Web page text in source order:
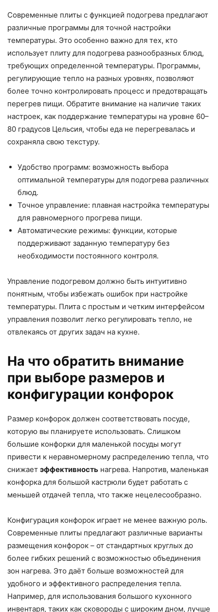
Современные плиты с функцией подогрева предлагают
различные программы для точной настройки
температуры. Это особенно важно для тех, кто
использует плиту для подогрева разнообразных блюд,
требующих определенной температуры. Программы,
регулирующие тепло на разных уровнях, позволяют
более точно контролировать процесс и предотвращать
перегрев пищи. Обратите внимание на наличие таких
настроек, как поддержание температуры на уровне 60–
80 градусов Цельсия, чтобы еда не перегревалась и
сохраняла свою текстуру.
Удобство программ: возможность выбора
оптимальной температуры для подогрева различных
блюд.
Точное управление: плавная настройка температуры
для равномерного прогрева пищи.
Автоматические режимы: функции, которые
поддерживают заданную температуру без
необходимости постоянного контроля.
Управление подогревом должно быть интуитивно
понятным, чтобы избежать ошибок при настройке
температуры. Плита с простым и четким интерфейсом
управления позволит легко регулировать тепло, не
отвлекаясь от других задач на кухне.
На что обратить внимание
при выборе размеров и
конфигурации конфорок
Размер конфорок должен соответствовать посуде,
которую вы планируете использовать. Слишком
большие конфорки для маленькой посуды могут
привести к неравномерному распределению тепла, что
снижает эффективность нагрева. Напротив, маленькая
конфорка для большой кастрюли будет работать с
меньшей отдачей тепла, что также нецелесообразно.
Конфигурация конфорок играет не менее важную роль.
Современные плиты предлагают различные варианты
размещения конфорок – от стандартных круглых до
более гибких решений с возможностью объединения
зон нагрева. Это даёт больше возможностей для
удобного и эффективного распределения тепла.
Например, для использования большого кухонного
инвентаря, таких как сковороды с широким дном, лучше